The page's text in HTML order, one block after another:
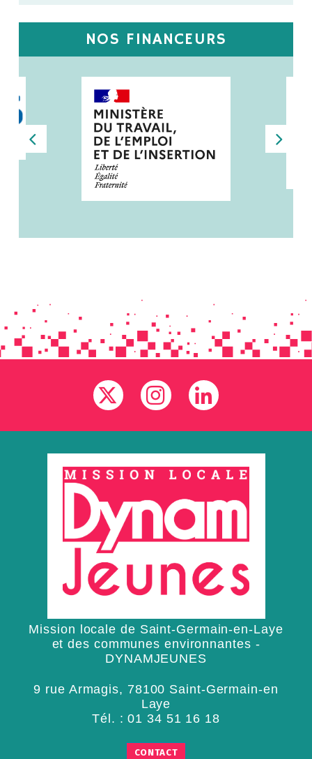
NOS FINANCEURS
Mission locale de Saint-Germain-en-Laye
et des communes environnantes -
DYNAMJEUNES
9 rue Armagis, 78100 Saint-Germain-en
Laye
Tél. :01 34 51 16 18
CONTACT